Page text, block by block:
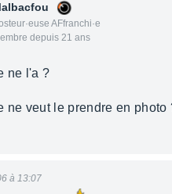
AFfranchi·e
depuis 21 ans
ne l'a ?
ne veut le prendre en
à 13:07